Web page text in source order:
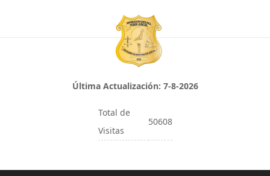
Última Actualización: 7-8-2026
Total de
Visitas
50608